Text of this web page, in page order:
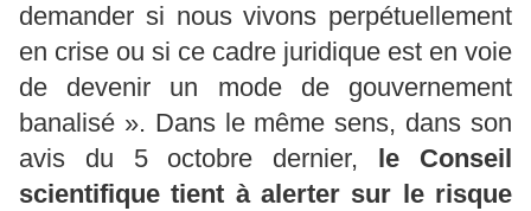
demander si nous vivons perpétuellement
en crise ou si ce cadre juridique est en voie
de devenir un mode de gouvernement
banalisé ». Dans le même sens, dans son
avis du 5 octobre dernier, le Conseil
scientifique tient à alerter sur le risque